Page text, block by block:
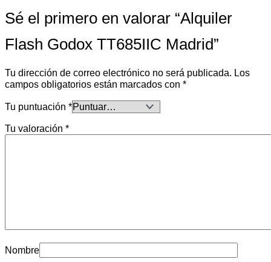
Sé el primero en valorar “Alquiler
Flash Godox TT685IIC Madrid”
Tu dirección de correo electrónico no será publicada. Los
campos obligatorios están marcados con *
Tu puntuación *
Tu valoración *
Nombre